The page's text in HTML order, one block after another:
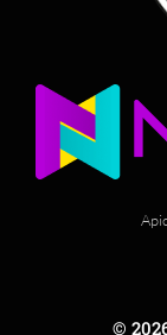
©